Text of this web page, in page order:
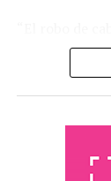
problemática
momento
Ministerio de
lugares
problemática
obligación